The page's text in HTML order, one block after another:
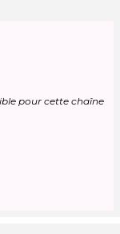
pour cette chaîne